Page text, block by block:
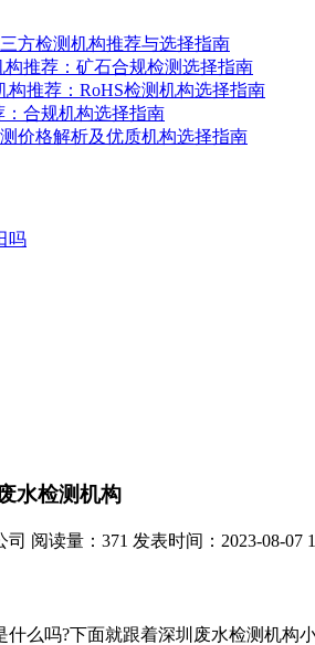
方检测机构推荐与选择指南
推荐：矿石合规检测选择指南
构推荐：RoHS检测机构选择指南
：合规机构选择指南
价格解析及优质机构选择指南
吗
水检测机构
司 阅读量：371 发表时间：2023-08-07
么吗?下面就跟着深圳废水检测机构